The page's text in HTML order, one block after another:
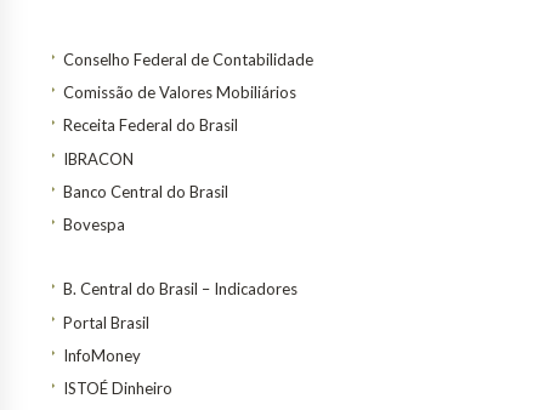
Conselho Federal de Contabilidade
Comissão de Valores Mobiliários
Receita Federal do Brasil
IBRACON
Banco Central do Brasil
Bovespa
B. Central do Brasil – Indicadores
Portal Brasil
InfoMoney
ISTOÉ Dinheiro